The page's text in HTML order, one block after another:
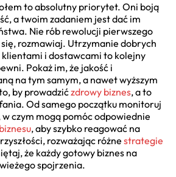
to absolutny priorytet. Oni boją
a twoim zadaniem jest dać im
Nie rób rewolucji pierwszego
rozmawiaj. Utrzymanie dobrych
klientami i dostawcami to kolejny
Pokaż im, że jakość i
na tym samym, a nawet wyższym
by prowadzićzdrowy biznes, a to
Od samego początku monitoruj
czym mogą pomóc odpowiednie
, aby szybko reagować na
rozważając różne strategie
że każdy gotowy biznes na
spojrzenia.